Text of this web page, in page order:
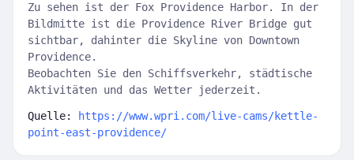
Zu sehen ist der Fox Providence Harbor. In der
Bildmitte ist die Providence River Bridge gut
sichtbar, dahinter die Skyline von Downtown
Providence.
Beobachten Sie den Schiffsverkehr, städtische
Aktivitäten und das Wetter jederzeit.
Quelle:
https://www.wpri.com/live-cams/kettle-
point-east-providence/